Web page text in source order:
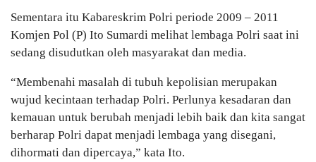
Sementara itu Kabareskrim Polri periode 2009 – 2011
Komjen Pol (P) Ito Sumardi melihat lembaga Polri saat ini
sedang disudutkan oleh masyarakat dan media.
“Membenahi masalah di tubuh kepolisian merupakan
wujud kecintaan terhadap Polri. Perlunya kesadaran dan
kemauan untuk berubah menjadi lebih baik dan kita sangat
berharap Polri dapat menjadi lembaga yang disegani,
dihormati dan dipercaya,” kata Ito.